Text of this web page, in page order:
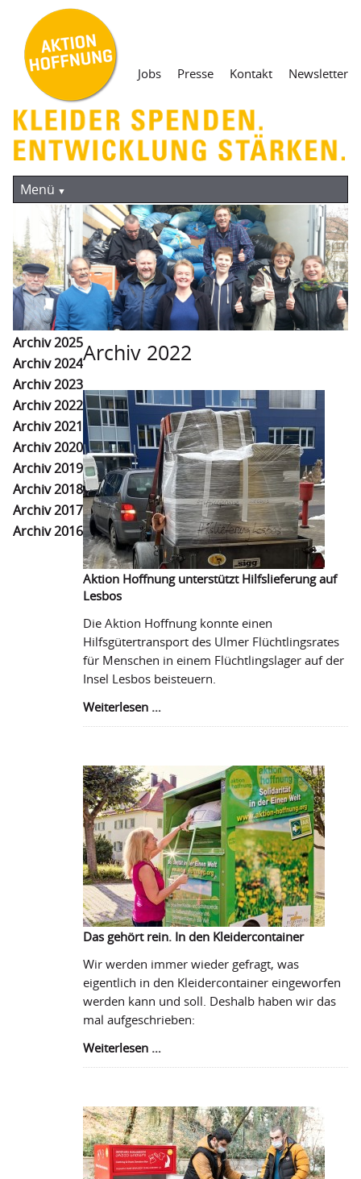
Navigation
Jobs Presse Kontakt Newsletter
Menü
Navigation
überspringen
Aktuelles
Kleiderspende
Containersammlung
Straßensammlung
Mantel teilen. Heute!
Weg der Kleidung
Secondhand-Boutiquen
Outlets
Hilfstransporte
Projekte
Projektförderung ausgesetzt
Geförderte Projekte
Weitere Fördermöglichkeiten
Grundverständnis
Mitgliedsverbände
FairWertung
Spendenkonto
Kooperationspartner
Transparenz
Archiv 2025
Archiv 2024
Archiv 2023
Archiv 2022
Archiv 2021
Archiv 2020
Archiv 2019
Archiv 2018
Archiv 2017
Archiv 2016
Archiv 2022
Aktion Hoffnung unterstützt Hilfslieferung auf
Lesbos
Die Aktion Hoffnung konnte einen
Hilfsgütertransport des Ulmer Flüchtlingsrates
für Menschen in einem Flüchtlingslager auf der
Insel Lesbos beisteuern.
Weiterlesen …
Hoffnung
auf
Lesbos
Das gehört rein. In den Kleidercontainer
Wir werden immer wieder gefragt, was
eigentlich in den Kleidercontainer eingeworfen
werden kann und soll. Deshalb haben wir das
mal aufgeschrieben:
Weiterlesen …
gehört
den
Kleidercontainer